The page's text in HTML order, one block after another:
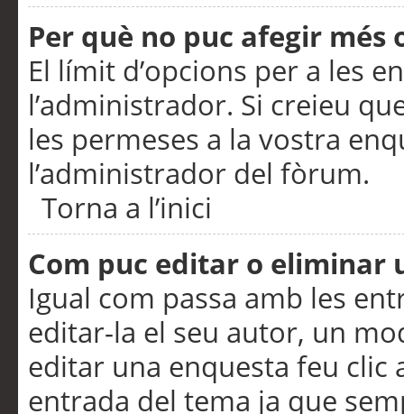
Per què no puc afegir més
El límit d’opcions per a les
l’administrador. Si creieu
les permeses a la vostra
l’administrador del fòrum.
Torna a l’inici
Com puc editar o eliminar
Igual com passa amb les
editar-la el seu autor, un
editar una enquesta feu clic
entrada del tema ja que